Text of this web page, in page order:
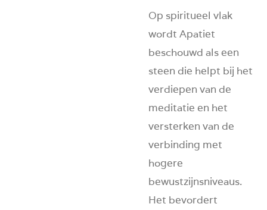
Op spiritueel vlak
wordt Apatiet
beschouwd als een
steen die helpt bij het
verdiepen van de
meditatie en het
versterken van de
verbinding met
hogere
bewustzijnsniveaus.
Het bevordert